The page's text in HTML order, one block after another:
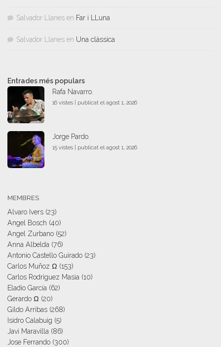
Salvador Llanes en Far i LLuna
Salvador Llanes en Una clàssica
Entrades més populars
Rafa Navarro.
16 vistes publicat el agost 1, 2026
Jorge Pardo.
15 vistes publicat el agost 1, 2026
MEMBRES
Alvaro Ivers (23)
Angel Bosch (40)
Angel Zurbano (52)
Anna Albelda (76)
Antonio Castello Guirado (23)
Carlos Muñoz Ω (153)
Carlos Rodriguez Masia (10)
Eladio García (62)
Gerardo Ω (20)
Gildo Arribas (268)
Isidro Calabuig (5)
Javi Maravilla (86)
Jose Ferrando (300)